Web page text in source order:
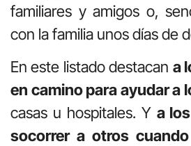
familiares y amigos o,
con la familia unos días de
En este listado destacan a
en camino para ayudar a
casas u hospitales. Y a
socorrer a otros